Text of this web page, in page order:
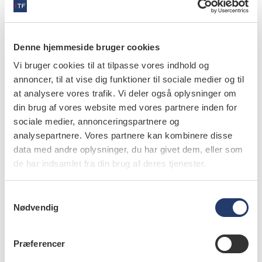
Denne hjemmeside bruger cookies
Vi bruger cookies til at tilpasse vores indhold og
annoncer, til at vise dig funktioner til sociale medier og til
at analysere vores trafik. Vi deler også oplysninger om
din brug af vores website med vores partnere inden for
sociale medier, annonceringspartnere og
analysepartnere. Vores partnere kan kombinere disse
data med andre oplysninger, du har givet dem, eller som
de har indsamlet fra din brug af deres tjenester.
Nødvendig
Præferencer
forfattere
Karin Garming Legert, tandlæge, ph.d., Department of
Dental Medicine, Karolinska Institute, Huddinge, Sweden
Cecilia Larson Wexell , associate professor, ph.d., senior
consultant OMFS, Department of Oral and Maxillofacial
Oral and Maxillofacial Surgery and Oral Medicine, Faculty of
Gothenburg, Sweden